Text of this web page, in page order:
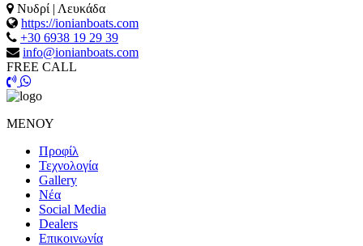
Νυδρί | Λευκάδα
https://ionianboats.com
+30 6938 19 29 39
info@ionianboats.com
FREE CALL
ΜΕΝΟΥ
Προφίλ
Τεχνολογία
Gallery
Νέα
Social Media
Dealers
Επικοινωνία